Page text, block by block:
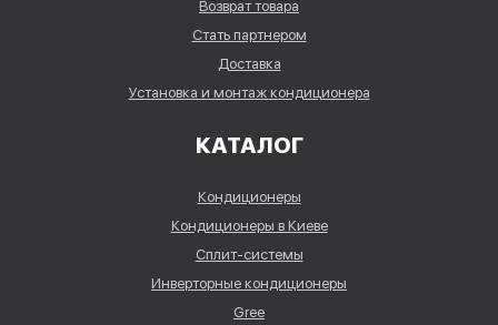
Возврат товара
Стать партнером
Доставка
Установка и монтаж кондиционера
КАТАЛОГ
Кондиционеры
Кондиционеры в Киеве
Сплит-системы
Инверторные кондиционеры
Gree